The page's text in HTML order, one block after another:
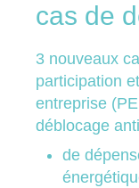
cas de
3 nouveaux
participation
entreprise
déblocage
de